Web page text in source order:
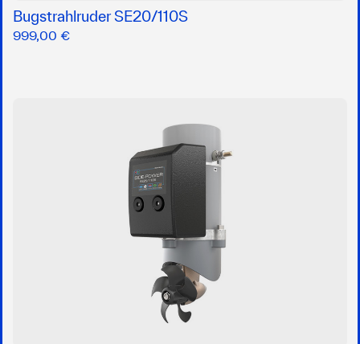
Bugstrahlruder SE20/110S
999,00 €